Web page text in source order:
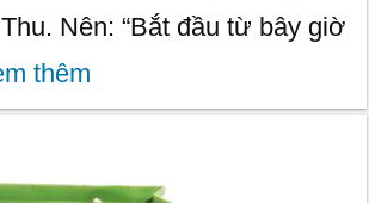
Nên: “Bắt đầu từ bây giờ
thêm